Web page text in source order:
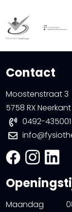
Contact
Moostenstraat 3
5758 RX Neerkant
0492-435001
Maandag